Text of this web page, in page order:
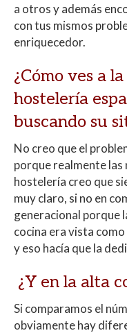
a otros y además
con tus mismos
enriquecedor.
¿Cómo ves a
hostelería
buscando su
No creo que el
porque realmente las
hostelería creo que
muy claro, si no en
generacional porque
cocina era vista
y eso hacía que la
¿Y en la alta
Si comparamos el
obviamente hay